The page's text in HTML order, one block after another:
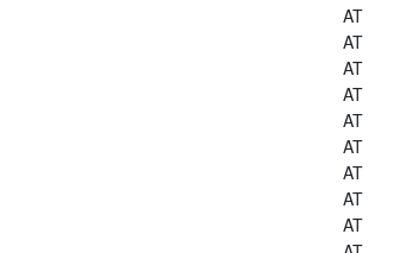
AT
AT
AT
AT
AT
AT
AT
AT
AT